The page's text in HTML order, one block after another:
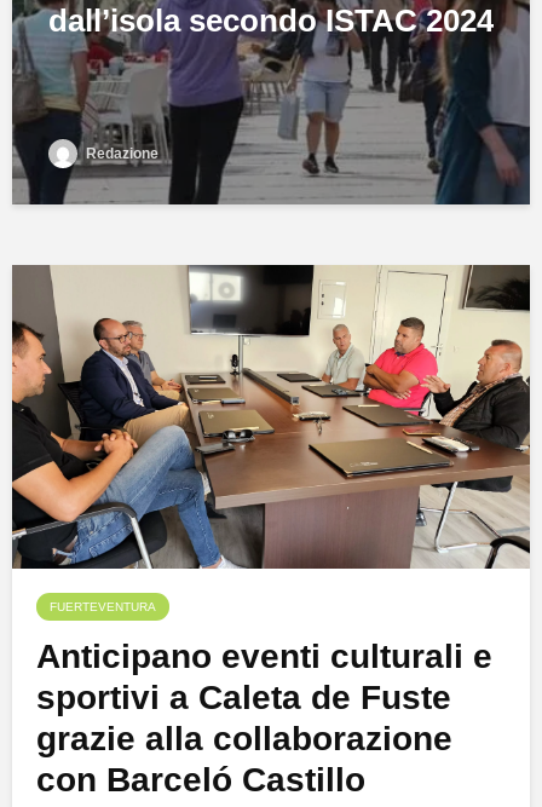
dall’isola secondo ISTAC 2024
Redazione
FUERTEVENTURA
Anticipano eventi culturali e
sportivi a Caleta de Fuste
grazie alla collaborazione
con Barceló Castillo